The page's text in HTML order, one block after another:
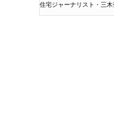
住宅ジャーナリスト・三木